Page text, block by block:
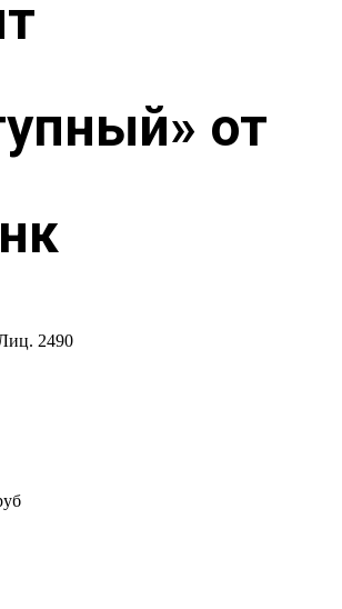
от
2490